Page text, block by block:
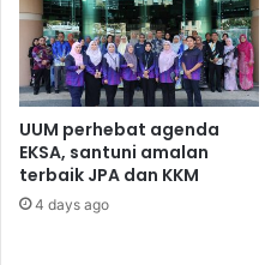
UUM perhebat agenda
EKSA, santuni amalan
terbaik JPA dan KKM
4 days ago